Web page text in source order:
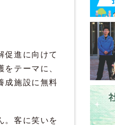
促進に向けて
テーマに、
成施設に無料
。客に笑いを